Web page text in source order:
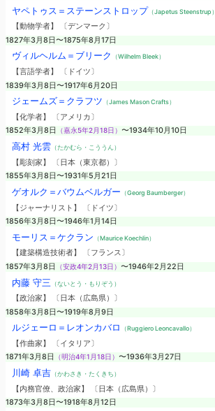
ヤペトゥス＝ステーンストロップ （Japetus Steenstrup）
【動物学者】 〔デンマーク〕
1827年3月8日〜1875年8月17日
ヴィルヘルム＝ブリーク （Wilhelm Bleek）
【言語学者】 〔ドイツ〕
1839年3月8日〜1917年6月20日
ジェームズ＝クラフツ （James Mason Crafts）
【化学者】 〔アメリカ〕
1852年3月8日
（嘉永5年2月18日） 〜1934年10月10日
高村 光雲（たかむら・こううん）
【彫刻家】 〔日本（東京都）〕
1855年3月8日〜1931年5月21日
ゲオルク＝バウムベルガー （Georg Baumberger）
【ジャーナリスト】 〔ドイツ〕
1856年3月8日〜1946年1月14日
モーリス＝ケクラン （Maurice Koechlin）
【建築構造技術者】 〔フランス〕
1857年3月8日
（安政4年2月13日） 〜1946年2月22日
内藤 守三 （ないとう・もりぞう）
【政治家】 〔日本（広島県）〕
1858年3月8日〜1919年8月9日
ルジェーロ＝レオンカバロ （Ruggiero Leoncavallo）
【作曲家】 〔イタリア〕
1871年3月8日
（明治4年1月18日） 〜1936年3月27日
川崎 卓吉（かわさき・たくきち）
【内務官僚、政治家】 〔日本（広島県）〕
1873年3月8日〜1918年8月12日